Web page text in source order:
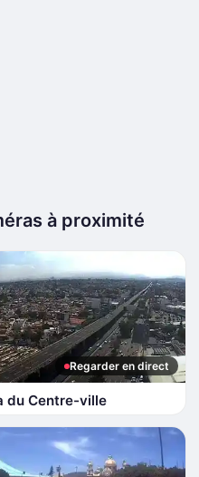
à proximité
Regarder en direct
du Centre-ville